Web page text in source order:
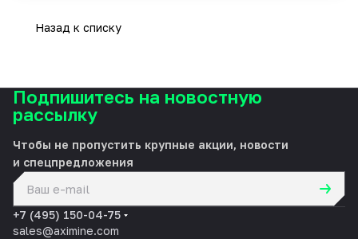
Назад к списку
Подпишитесь на новостную
рассылку
Чтобы не пропустить крупные акции, новости
и спецпредложения
+7 (495) 150-04-75
sales@aximine.com